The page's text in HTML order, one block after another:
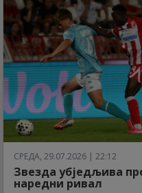
СРЕДА, 29.07.2026 | 22:12
Звезда убједљива
наредни ривал